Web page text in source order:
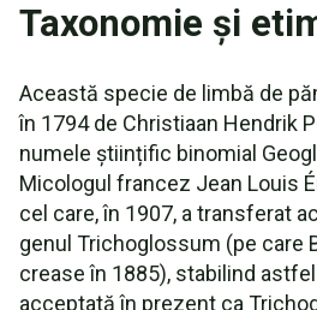
Taxonomie și
Această specie de limbă de
în 1794 de Christiaan Hendrik
numele științific binomial
Micologul francez Jean Louis
cel care, în 1907, a transferat
genul Trichoglossum (pe care
crease în 1885), stabilind
acceptată în prezent ca